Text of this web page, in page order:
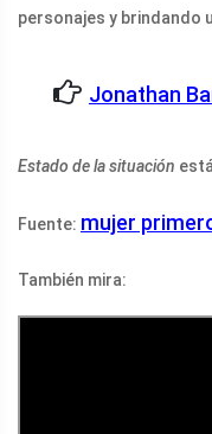
personajes y brindando
Jonathan
Estado de la situación
Fuente: mujer
También mira: